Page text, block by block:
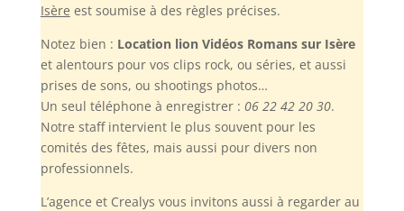
Isère est soumise à des règles précises.
Notez bien : Location lion Vidéos Romans sur Isère
et alentours pour vos clips rock, ou séries, et aussi
prises de sons, ou shootings photos…
Un seul téléphone à enregistrer : 06 22 42 20 30.
Notre staff intervient le plus souvent pour les
comités des fêtes, mais aussi pour divers non
professionnels.
L’agence et Crealys vous invitons aussi à regarder au